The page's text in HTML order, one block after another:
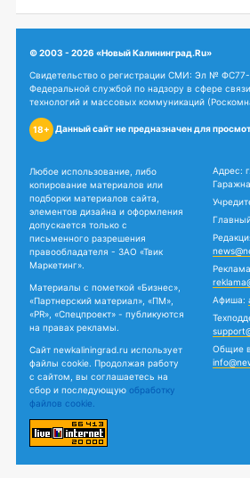
© 2003 - 2026 «Новый Калининград.Ru»
Свидетельство о регистрации СМИ: Эл №
Федеральной службой по надзору в сфере
технологий и массовых коммуникаций
18+ Данный сайт не предназначен для
Любое использование, либо
копирование материалов или
подборки материалов сайта,
элементов дизайна и оформления
допускается только с
письменного разрешения
правообладателя - ЗАО «Твик
Маркетинг».
Материалы с пометкой «Бизнес»,
«Партнерский материал», «ПМ»,
«PR», «Спецпроект» - публикуются
на правах рекламы.
Сайт newkaliningrad.ru использует
файлы cookie. Продолжая работу
с сайтом, вы соглашаетесь на
сбор и последующую обработку
файлов cookie.
Адрес:
Афиша:
Общие